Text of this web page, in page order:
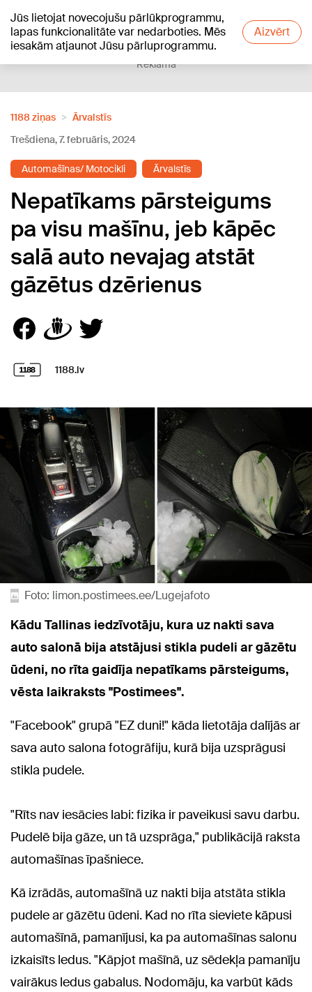
Jūs lietojat novecojušu pārlūkprogrammu,
lapas funkcionalitāte var nedarboties. Mēs
iesakām atjaunot Jūsu pārluprogrammu.
Aizvērt
+18°C
Reklāma
1188 ziņas
Ārvalstīs
Trešdiena, 7. februāris, 2024
Automašīnas/ Motocikli Ārvalstīs
Nepatīkams pārsteigums
pa visu mašīnu, jeb kāpēc
salā auto nevajag atstāt
gāzētus dzērienus
1188.lv
Foto: limon.postimees.ee/Lugejafoto
Kādu Tallinas iedzīvotāju, kura uz nakti sava
auto salonā bija atstājusi stikla pudeli ar gāzētu
ūdeni, no rīta gaidīja nepatīkams pārsteigums,
vēsta laikraksts "Postimees".
"Facebook" grupā "EZ duni!" kāda lietotāja dalījās ar
sava auto salona fotogrāfiju, kurā bija uzsprāgusi
stikla pudele.
"Rīts nav iesācies labi: fizika ir paveikusi savu darbu.
Pudelē bija gāze, un tā uzsprāga," publikācijā raksta
automašīnas īpašniece.
Kā izrādās, automašīnā uz nakti bija atstāta stikla
pudele ar gāzētu ūdeni. Kad no rīta sieviete kāpusi
automašīnā, pamanījusi, ka pa automašīnas salonu
izkaisīts ledus. "Kāpjot mašīnā, uz sēdekļa pamanīju
vairākus ledus gabalus. Nodomāju, ka varbūt kāds